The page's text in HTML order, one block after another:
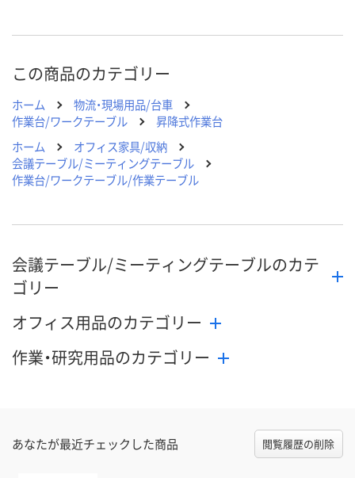
この商品のカテゴリー
ホーム
物流・現場用品/台車
作業台/ワークテーブル
昇降式作業台
ホーム
オフィス家具/収納
会議テーブル/ミーティングテーブル
作業台/ワークテーブル/作業テーブル
会議テーブル/ミーティングテーブルのカテ
ゴリー
オフィス用品のカテゴリー
作業・研究用品のカテゴリー
あなたが最近チェックした商品 閲覧履歴の削除